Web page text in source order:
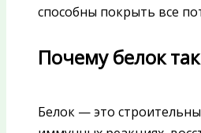
способны покрыть все
Почему белок
Белок — это